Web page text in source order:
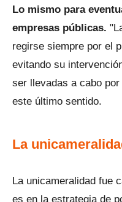
Lo mismo para
empresas públicas.
regirse siempre por el
evitando su
ser llevadas a cabo
este último sentido.
La
La unicameralidad fue
es en la estrategia de